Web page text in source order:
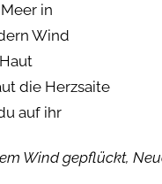
in
Wind
die Herzsaite
auf ihr
Wind gepflückt,